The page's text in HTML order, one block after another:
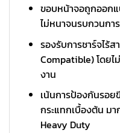
ขอบหน้าจอถูกออก
ไม่หนาจนรบกวนกา
รองรับการชาร์จไร้
Compatible) โดยไ
งาน
เน้นการป้องกันรอย
กระแทกเบื้องต้น ม
Heavy Duty